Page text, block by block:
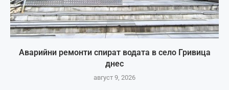
Аварийни ремонти спират водата в село Гривица
днес
август 9, 2026